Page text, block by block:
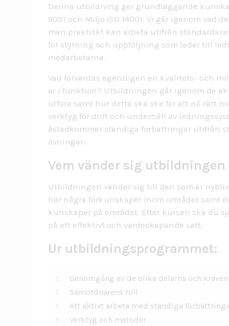
Arbetsmiljö – Ledningssystem
Arbetsmiljö för chefer och skyddsombud
Kvalitets- & miljösamordnare ISO 9001 & ISO
Lagefterlevnadskontroll
Företagsanpassad utbildning
Denna utbildning ger grundläggande
9001 och Miljö ISO 14001. Vi går igenom vad
man praktiskt kan arbeta utifrån
för styrning och uppföljning som leder till
medarbetarna.
Vad förväntas egentligen en kvalitets- och
är i funktion? Utbildningen går igenom de
utföra samt hur detta ska ske för att nå rätt
verktyg för drift och underhåll av
åstadkommer ständiga förbättringar utifrån
övningar.
Vem vänder sig
Utbildningen vänder sig till den som är
har några förkunskaper inom området samt
kunskaper på området. Efter kursen ska du
på ett effektivt och värdeskapande sätt.
Ur utbildningsprogrammet:
Genomgång av de olika delarna och
Samordnarens roll
Att aktivt arbeta med ständiga
Verktyg och metoder